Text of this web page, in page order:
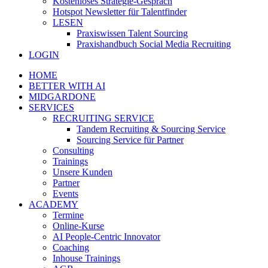
Hotspot Newsletter für Talentfinder
LESEN
Praxiswissen Talent Sourcing
Praxishandbuch Social Media Recruiting
LOGIN
HOME
BETTER WITH AI
MIDGARDONE
SERVICES
RECRUITING SERVICE
Tandem Recruiting & Sourcing Service
Sourcing Service für Partner
Consulting
Trainings
Unsere Kunden
Partner
Events
ACADEMY
Termine
Online-Kurse
AI People-Centric Innovator
Coaching
Inhouse Trainings